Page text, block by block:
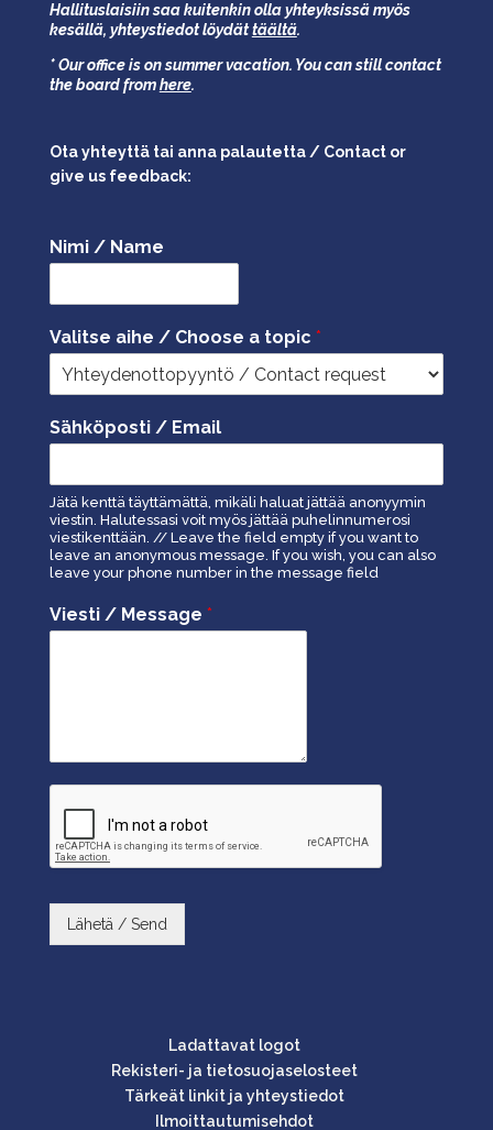
Hallituslaisiin saa kuitenkin olla yhteyksissä myös
kesällä, yhteystiedot löydättäältä.
* Our office is on summer vacation. You can still contact
the board fromhere.
Ota yhteyttä tai anna palautetta / Contact or
give us feedback:
Nimi / Name
Valitse aihe / Choose a topic *
Sähköposti / Email
Jätä kenttä täyttämättä, mikäli haluat jättää anonyymin
viestin. Halutessasi voit myös jättää puhelinnumerosi
viestikenttään. // Leave the field empty if you want to
leave an anonymous message. If you wish, you can also
leave your phone number in the message field
Viesti / Message *
Lähetä / Send
Ladattavat logot
Rekisteri- ja tietosuojaselosteet
Tärkeät linkit ja yhteystiedot
Ilmoittautumisehdot